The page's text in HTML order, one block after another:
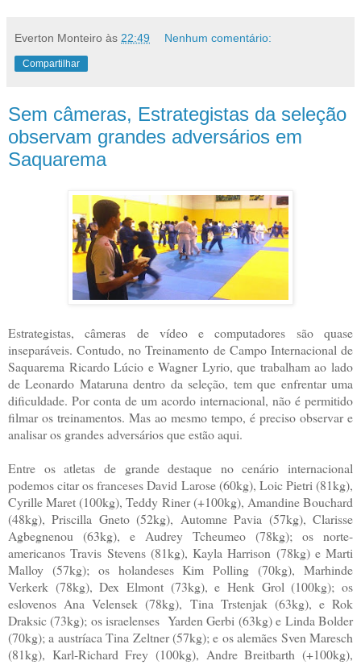
Everton Monteiro às 22:49 Nenhum comentário:
Compartilhar
Sem câmeras, Estrategistas da seleção
observam grandes adversários em
Saquarema
Estrategistas, câmeras de vídeo e computadores são quase
inseparáveis. Contudo, no Treinamento de Campo Internacional de
Saquarema Ricardo Lúcio e Wagner Lyrio, que trabalham ao lado
de Leonardo Mataruna dentro da seleção, tem que enfrentar uma
dificuldade. Por conta de um acordo internacional, não é permitido
filmar os treinamentos. Mas ao mesmo tempo, é preciso observar e
analisar os grandes adversários que estão aqui.
Entre os atletas de grande destaque no cenário internacional
podemos citar os franceses David Larose (60kg), Loic Pietri (81kg),
Cyrille Maret (100kg), Teddy Riner (+100kg), Amandine Bouchard
(48kg), Priscilla Gneto (52kg), Automne Pavia (57kg), Clarisse
Agbegnenou (63kg), e Audrey Tcheumeo (78kg); os norte-
americanos Travis Stevens (81kg), Kayla Harrison (78kg) e Marti
Malloy (57kg); os holandeses Kim Polling (70kg), Marhinde
Verkerk (78kg), Dex Elmont (73kg), e Henk Grol (100kg); os
eslovenos Ana Velensek (78kg), Tina Trstenjak (63kg), e Rok
Draksic (73kg); os israelenses Yarden Gerbi (63kg) e Linda Bolder
(70kg); a austríaca Tina Zeltner (57kg); e os alemães Sven Maresch
(81kg), Karl-Richard Frey (100kg), Andre Breitbarth (+100kg),